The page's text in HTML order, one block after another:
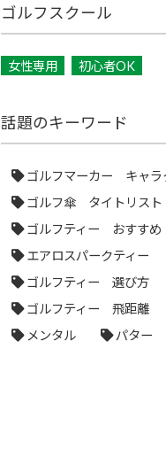
ゴルフスクール
女性専用 初心者OK
話題のキーワード
ゴルフマーカー キャラ
ゴルフ傘 タイトリスト
ゴルフティー おすすめ
エアロスパークティー
ゴルフティー 選び方
ゴルフティー 飛距離
メンタル
パター